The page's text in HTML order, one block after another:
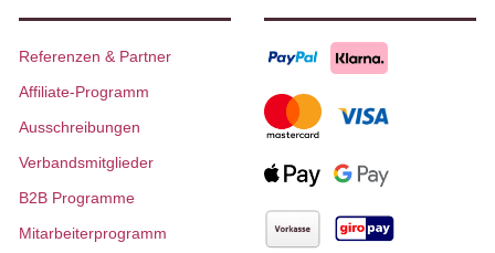
Referenzen & Partner
Affiliate-Programm
Ausschreibungen
Verbandsmitglieder
B2B Programme
Mitarbeiterprogramm